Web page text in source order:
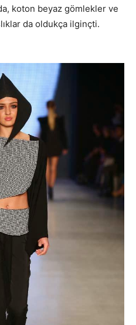
koton beyaz gömlekler ve
da oldukça ilginçti.